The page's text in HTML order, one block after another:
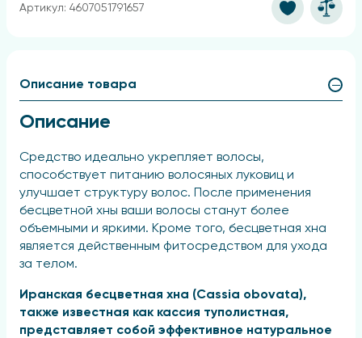
Артикул: 4607051791657
Описание товара
Описание
Средство идеально укрепляет волосы,
способствует питанию волосяных луковиц и
улучшает структуру волос. После применения
бесцветной хны ваши волосы станут более
объемными и яркими. Кроме того, бесцветная хна
является действенным фитосредством для ухода
за телом.
Иранская бесцветная хна (Cassia obovata),
также известная как кассия туполистная,
представляет собой эффективное натуральное